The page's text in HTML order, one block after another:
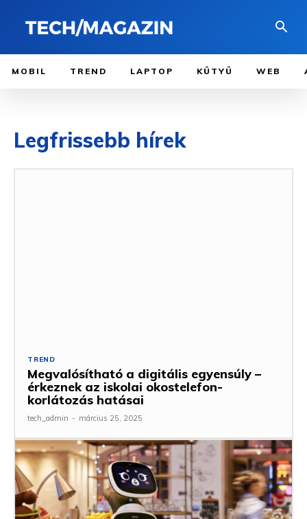
MOBIL TREND LAPTOP KÜTYÜ WEB
Legfrissebb hírek
TREND
Megvalósítható a digitális egyensúly –
érkeznek az iskolai okostelefon-
korlátozás hatásai
tech_admin - március 25, 2025